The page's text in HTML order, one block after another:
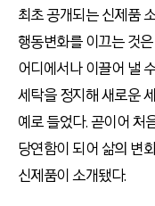
최초 공개되는 신제품
행동변화를 이끄는 것
어디에서나 이끌어 낼
세탁을 정지해 새로운
예로 들었다. 곧이어 처
당연함이 되어 삶의 변
신제품이 소개됐다.